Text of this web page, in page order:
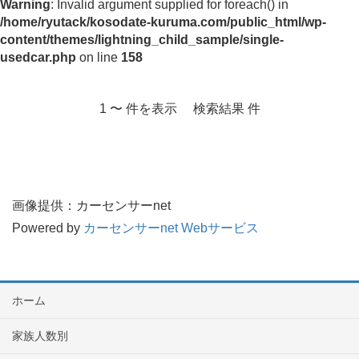
Warning: Invalid argument supplied for foreach() in
/home/ryutack/kosodate-kuruma.com/public_html/wp-
content/themes/lightning_child_sample/single-
usedcar.php on line 158
1 〜 件を表示 検索結果 件
画像提供：カーセンサーnet
Powered by カーセンサーnet Webサービス
ホーム
家族人数別